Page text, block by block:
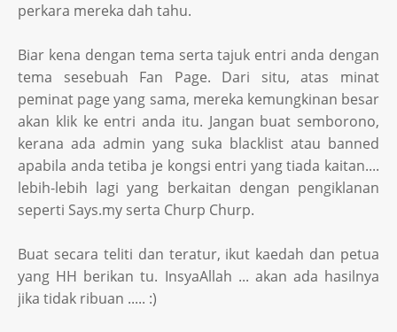
perkara mereka dah tahu.
Biar kena dengan tema serta tajuk entri anda dengan
tema sesebuah Fan Page. Dari situ, atas minat
peminat page yang sama, mereka kemungkinan besar
akan klik ke entri anda itu. Jangan buat semborono,
kerana ada admin yang suka blacklist atau banned
apabila anda tetiba je kongsi entri yang tiada kaitan....
lebih-lebih lagi yang berkaitan dengan pengiklanan
seperti Says.my serta Churp Churp.
Buat secara teliti dan teratur, ikut kaedah dan petua
yang HH berikan tu. InsyaAllah ... akan ada hasilnya
jika tidak ribuan ..... :)